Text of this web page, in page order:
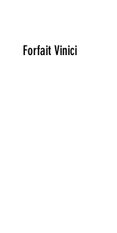
Forfait Vinici